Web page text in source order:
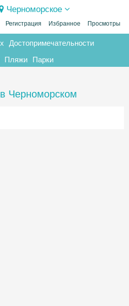
Черноморское
Регистрация Избранное Просмотры
Достопримечательности
Пляжи Парки
Черноморском